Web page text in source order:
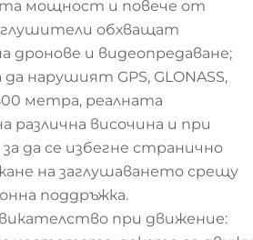
мощност и повече от
обхващат
дронове и видеопредаване;
нарушият GPS, GLONASS,
метра, реалната
височина и при
да се избегне странично
на заглушаването срещу
поддръжка.
при движение: